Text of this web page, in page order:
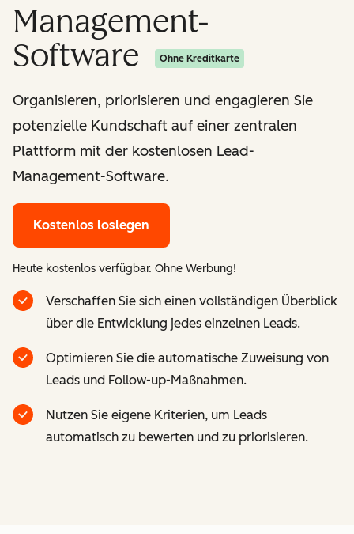
Management-
Software
Ohne Kreditkarte
Organisieren, priorisieren und engagieren Sie
potenzielle Kundschaft auf einer zentralen
Plattform mit der kostenlosen Lead-
Management-Software.
Kostenlos loslegen
Heute kostenlos verfügbar. Ohne Werbung!
Verschaffen Sie sich einen vollständigen Überblick
über die Entwicklung jedes einzelnen Leads.
Optimieren Sie die automatische Zuweisung von
Leads und Follow-up-Maßnahmen.
Nutzen Sie eigene Kriterien, um Leads
automatisch zu bewerten und zu priorisieren.